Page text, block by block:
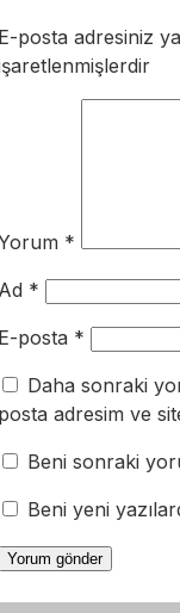
posta adresiniz
*
*
posta *
Daha sonraki
adresim ve
Beni sonraki
Beni yeni